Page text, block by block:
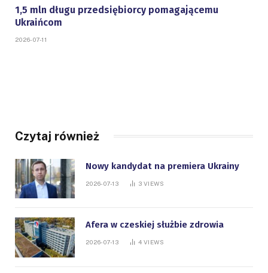
1,5 mln długu przedsiębiorcy pomagającemu
Ukraińcom
2026-07-11
Czytaj również
Nowy kandydat na premiera Ukrainy
2026-07-13 3 VIEWS
Afera w czeskiej służbie zdrowia
2026-07-13 4 VIEWS